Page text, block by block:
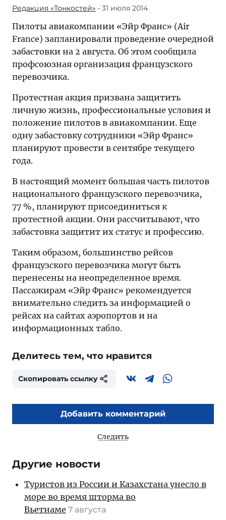
Редакция «Тонкостей» • 31 июля 2014
Пилоты авиакомпании «Эйр Франс» (Air
France) запланировали проведение очередной
забастовки на 2 августа. Об этом сообщила
профсоюзная организация французского
перевозчика.
Протестная акция призвана защитить
личную жизнь, профессиональные условия и
положение пилотов в авиакомпании. Еще
одну забастовку сотрудники «Эйр Франс»
планируют провести в сентябре текущего
года.
В настоящий момент большая часть пилотов
национального французского перевозчика,
77 %, планируют присоединиться к
протестной акции. Они рассчитывают, что
забастовка защитит их статус и профессию.
Таким образом, большинство рейсов
французского перевозчика могут быть
перенесены на неопределенное время.
Пассажирам «Эйр Франс» рекомендуется
внимательно следить за информацией о
рейсах на сайтах аэропортов и на
информационных табло.
Делитесь тем, что нравится
Скопировать ссылку
Добавить комментарий
Следить
Другие новости
Туристов из России и Казахстана унесло в
море во время шторма во
Вьетнаме 7 августа